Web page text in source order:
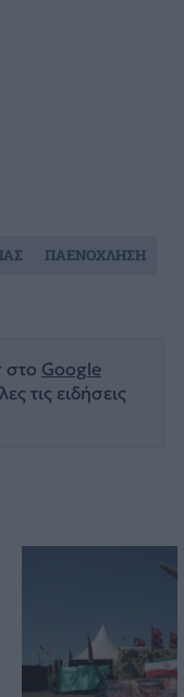
στο Google
τις ειδήσεις
ΠΑΕΝΟΧΛΗΣΗ